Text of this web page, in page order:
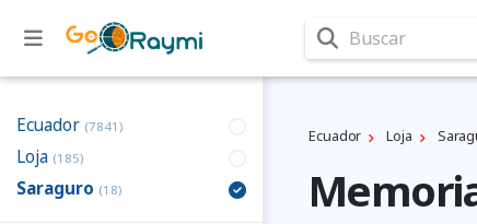
Buscar
Ecuador (7841)
Loja (185)
Saraguro (18)
Ecuador Loja